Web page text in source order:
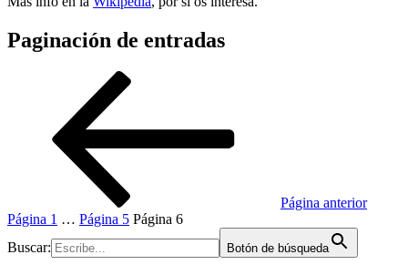
Paginación de entradas
Página anterior
Página 1 … Página 5 Página 6
Buscar:
Botón de búsqueda